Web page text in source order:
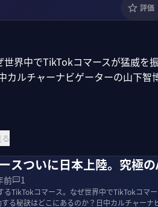
評価
界中でTikTokコマースが猛威を
ルチャーナビゲーターの山下智
スついに日本上陸。究極
前 1
るTikTokコマース。なぜ世界中でTikTokコマ
る秘訣はどこにあるのか？日中カルチャーナ